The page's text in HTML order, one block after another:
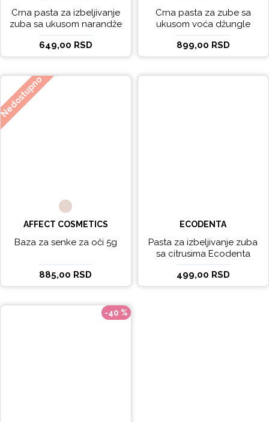
Crna pasta za izbeljivanje
zuba sa ukusom narandže
Ecodenta 100 ml
649,00 RSD
Crna pasta za zube sa
ukusom voća džungle
Ecodenta 75 ml
899,00 RSD
AFFECT COSMETICS
Baza za senke za oči 5g
885,00 RSD
ECODENTA
Pasta za izbeljivanje zuba
sa citrusima Ecodenta
EXPERT LINE EXCEPTIONAL
WHITENING 100ml
499,00 RSD
-40 %